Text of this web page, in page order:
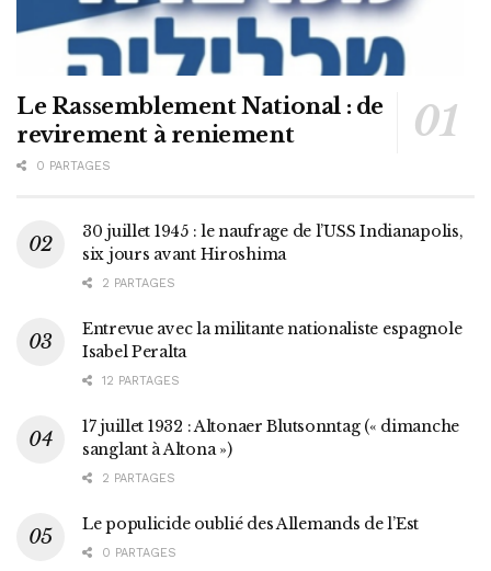
Le Rassemblement National : de
revirement à reniement
0 PARTAGES
30 juillet 1945 : le naufrage de l’USS Indianapolis,
six jours avant Hiroshima
2 PARTAGES
Entrevue avec la militante nationaliste espagnole
Isabel Peralta
12 PARTAGES
17 juillet 1932 : Altonaer Blutsonntag (« dimanche
sanglant à Altona »)
2 PARTAGES
Le populicide oublié des Allemands de l’Est
0 PARTAGES